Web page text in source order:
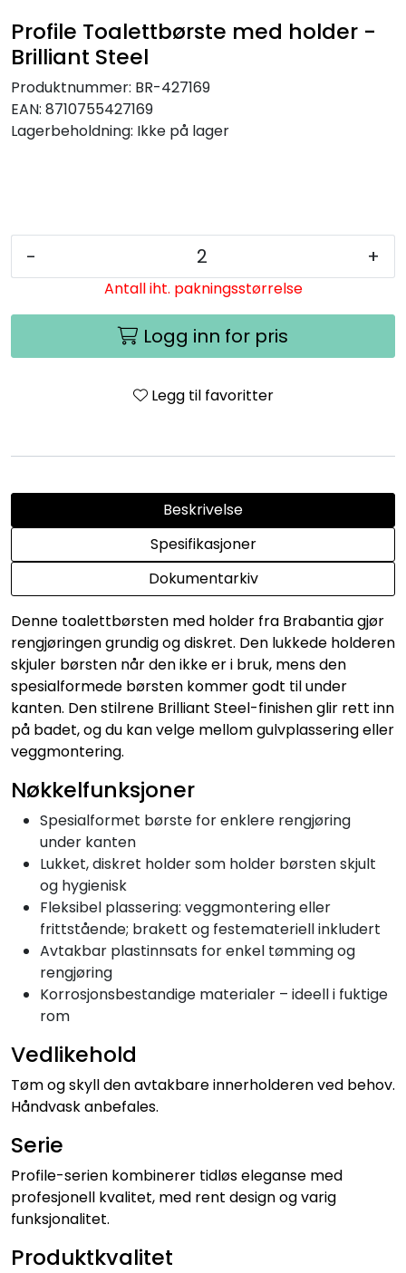
Profile Toalettbørste med holder -
Brilliant Steel
Produktnummer: BR-427169
EAN: 8710755427169
Lagerbeholdning: Ikke på lager
- +
Antall iht. pakningsstørrelse
Logg inn for pris
Legg til favoritter
Beskrivelse
Spesifikasjoner
Dokumentarkiv
Denne toalettbørsten med holder fra Brabantia gjør
rengjøringen grundig og diskret. Den lukkede holderen
skjuler børsten når den ikke er i bruk, mens den
spesialformede børsten kommer godt til under
kanten. Den stilrene Brilliant Steel-finishen glir rett inn
på badet, og du kan velge mellom gulvplassering eller
veggmontering.
Nøkkelfunksjoner
Spesialformet børste for enklere rengjøring
under kanten
Lukket, diskret holder som holder børsten skjult
og hygienisk
Fleksibel plassering: veggmontering eller
frittstående; brakett og festemateriell inkludert
Avtakbar plastinnsats for enkel tømming og
rengjøring
Korrosjonsbestandige materialer – ideell i fuktige
rom
Vedlikehold
Tøm og skyll den avtakbare innerholderen ved behov.
Håndvask anbefales.
Serie
Profile-serien kombinerer tidløs eleganse med
profesjonell kvalitet, med rent design og varig
funksjonalitet.
Produktkvalitet